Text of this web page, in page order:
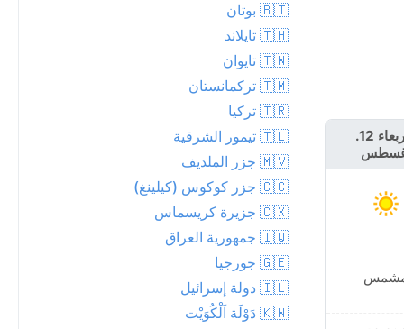
الأربعاء 12.
الخميس 13.
أغسطس
مشمس
🇧🇹 بوتان
🇹🇭 تايلاند
🇹🇼 تايوان
🇹🇲 تركمانستان
🇹🇷 تركيا
🇹🇱 تيمور الشرقية
🇲🇻 جزر الملديف
🇨🇨 جزر كوكوس (كيلينغ)
🇨🇽 جزيرة كريسماس
🇮🇶 جمهورية العراق
🇬🇪 جورجيا
🇮🇱 دولة إسرائيل
🇰🇼 دَوْلَة اَلْكُوَيْت